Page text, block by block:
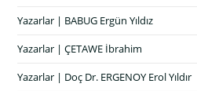
Yazarlar | BABUG Ergün Yıldız
Yazarlar | ÇETAWE İbrahim
Yazarlar | Doç Dr. ERGENOY Erol Yıldır